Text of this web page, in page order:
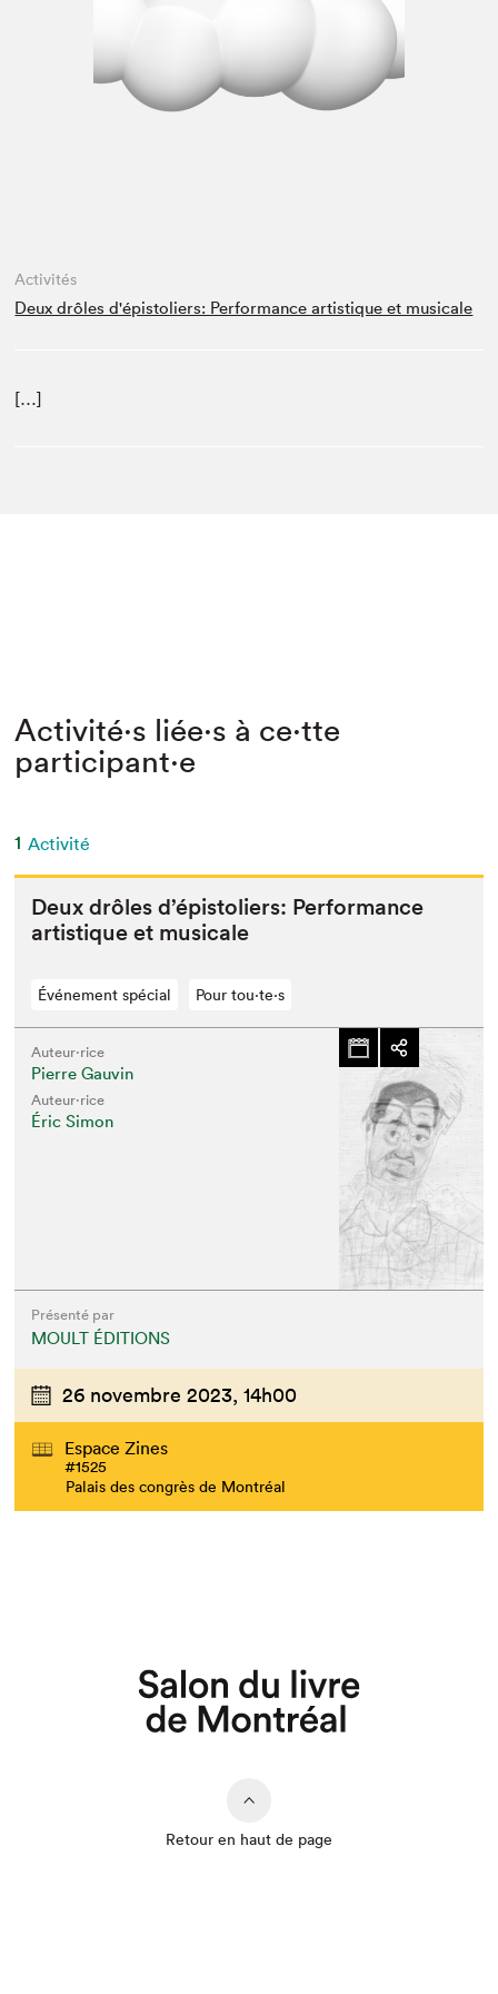
Activités
Deux drôles d'épistoliers: Performance artistique et musicale
[…]
Activité⋅s liée⋅s à ce⋅tte
participant⋅e
1 Activité
Deux drôles d’épis­toliers: Per­for­mance
artis­tique et musicale
Événement spécial Pour tou⋅te⋅s
Auteur·rice
Pierre Gauvin
Auteur·rice
Éric Simon
Présenté par
MOULT ÉDITIONS
26 novembre 2023, 14h00
Espace Zines
#1525
Palais des congrès de Montréal
Retour en haut de page